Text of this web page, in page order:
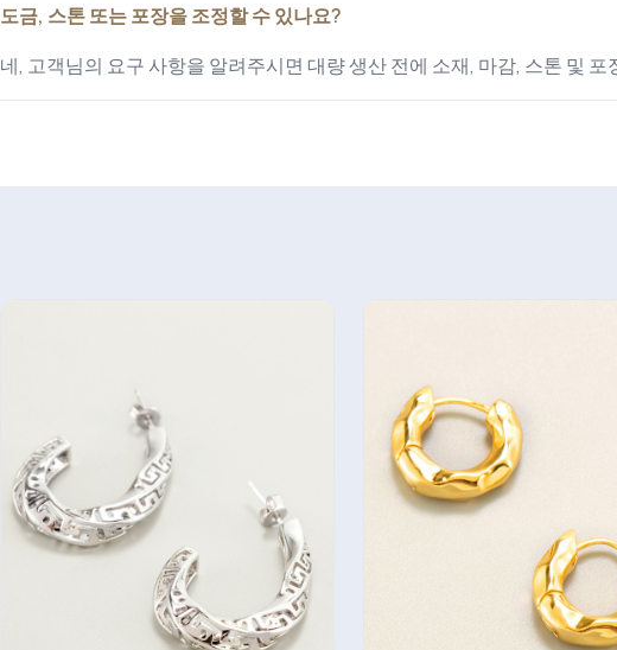
도금, 스톤 또는 포장을 조정할 수 있나요?
네, 고객님의 요구 사항을 알려주시면 대량 생산 전에 소재, 마감, 스톤 및